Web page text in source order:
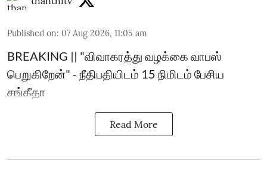
Published on: 07 Aug 2026, 11:05 am
BREAKING || "விவாகரத்து வழக்கை வாபஸ்
பெறுகிறேன்" - நீதிபதியிடம் 15 நிமிடம் பேசிய
சங்கீதா
Read More